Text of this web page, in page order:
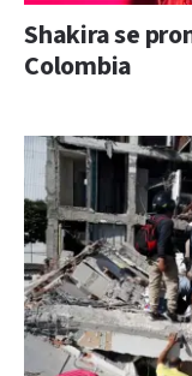
Shakira se
Colombia